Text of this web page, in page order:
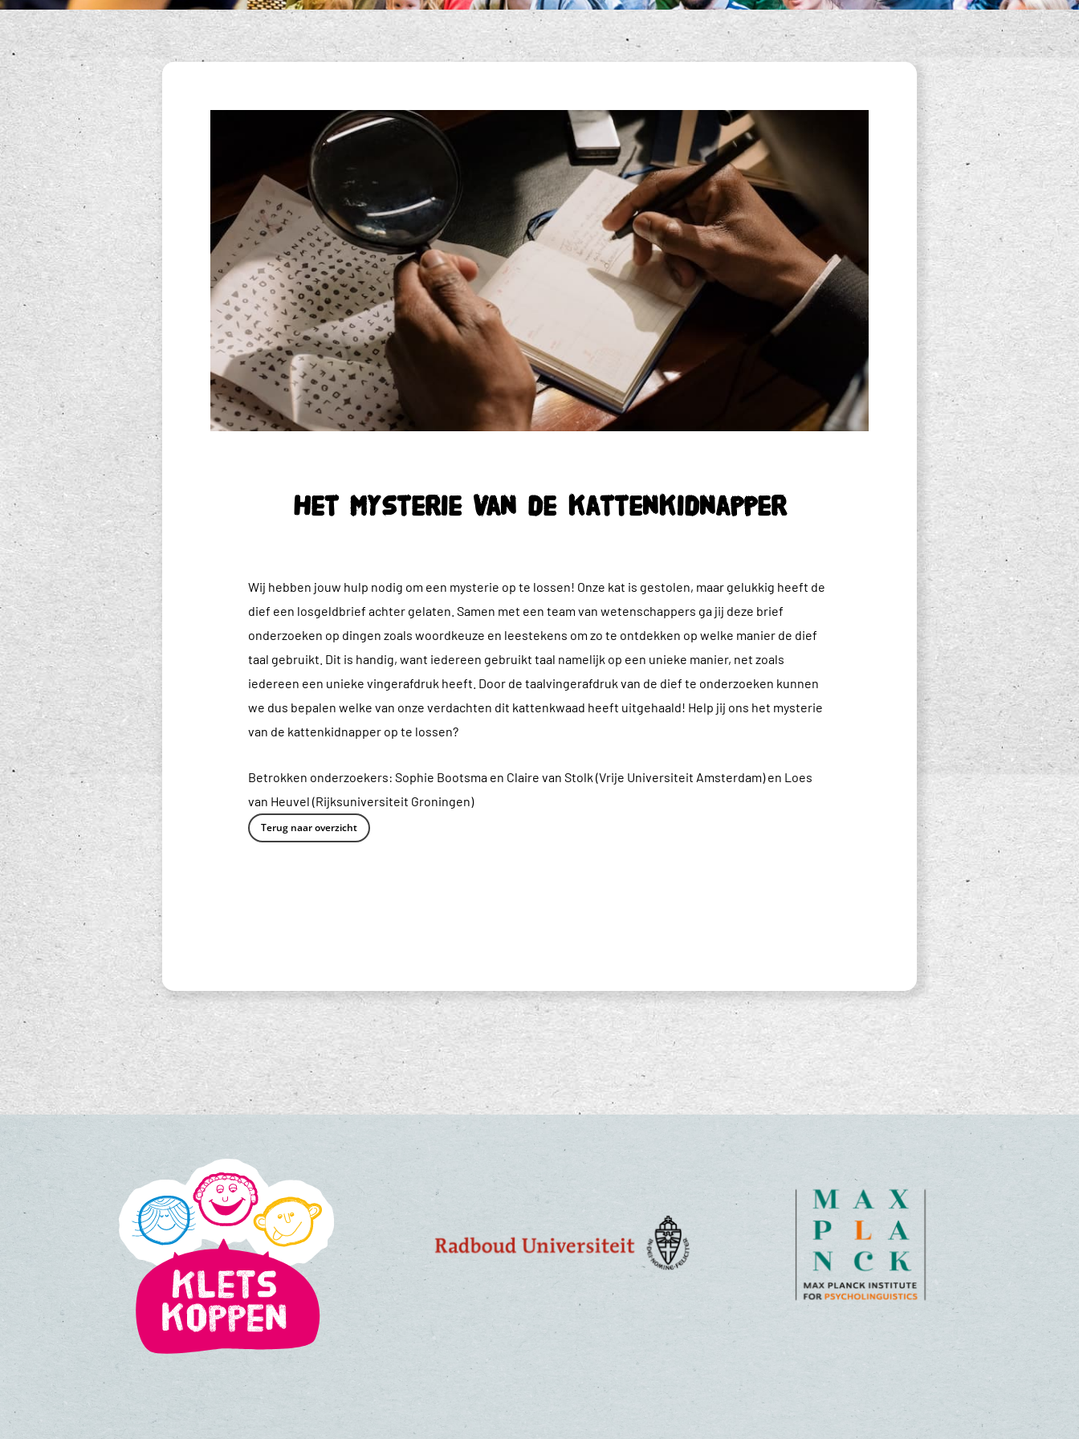
Het mysterie van de kattenkidnapper
Wij hebben jouw hulp nodig om een mysterie op te lossen! Onze kat is gestolen, maar gelukkig heeft de
dief een losgeldbrief achter gelaten. Samen met een team van wetenschappers ga jij deze brief
onderzoeken op dingen zoals woordkeuze en leestekens om zo te ontdekken op welke manier de dief
taal gebruikt. Dit is handig, want iedereen gebruikt taal namelijk op een unieke manier, net zoals
iedereen een unieke vingerafdruk heeft. Door de taalvingerafdruk van de dief te onderzoeken kunnen
we dus bepalen welke van onze verdachten dit kattenkwaad heeft uitgehaald! Help jij ons het mysterie
van de kattenkidnapper op te lossen?
Betrokken onderzoekers: Sophie Bootsma en Claire van Stolk (Vrije Universiteit Amsterdam) en Loes
van Heuvel (Rijksuniversiteit Groningen)
Terug naar overzicht